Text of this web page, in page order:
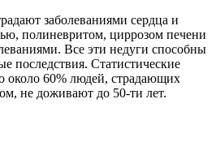
заболеваниями сердца и
полиневритом, циррозом печени
Все эти недуги способны
последствия. Статистические
около 60% людей, страдающих
не доживают до 50-ти лет.